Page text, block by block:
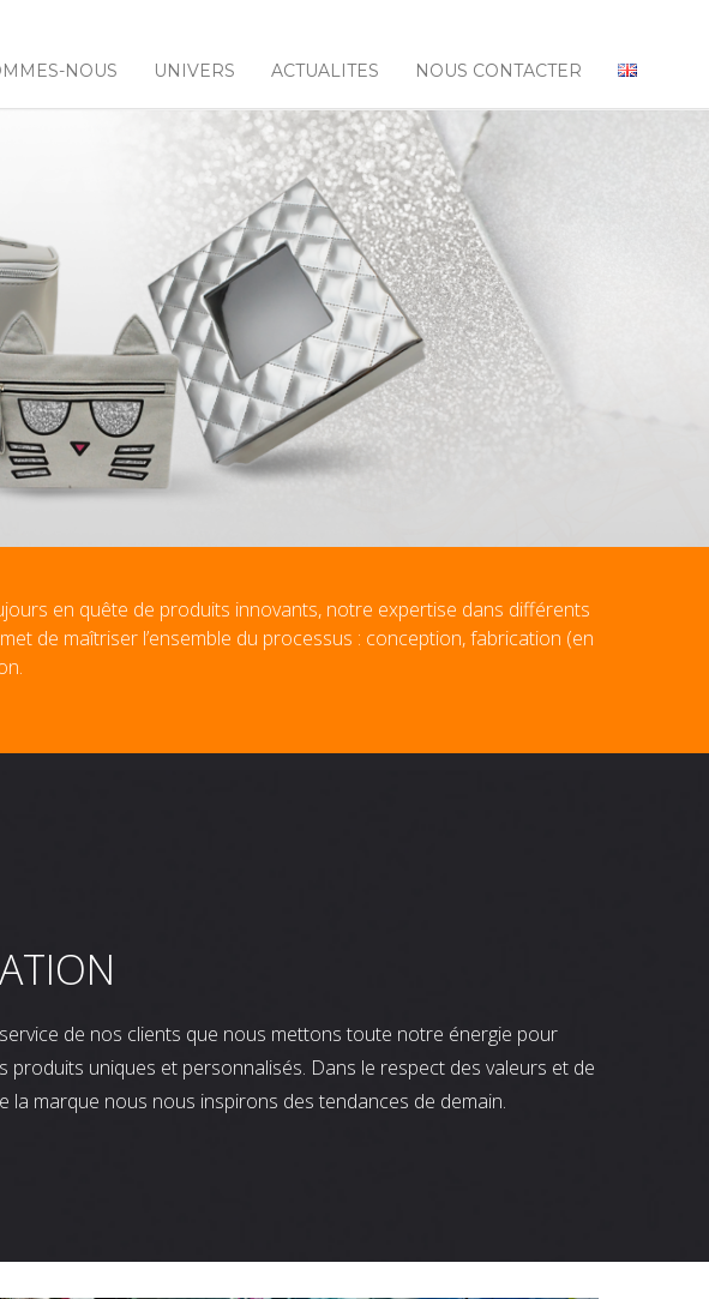
NOUS UNIVERS ACTUALITES NOUS CONTACTER
en quête de produits innovants, notre expertise dans différents
de maîtriser l’ensemble du processus : conception, fabrication (en
service de nos clients que nous mettons toute notre énergie pour
produits uniques et personnalisés. Dans le respect des valeurs et de
la marque nous nous inspirons des tendances de demain.